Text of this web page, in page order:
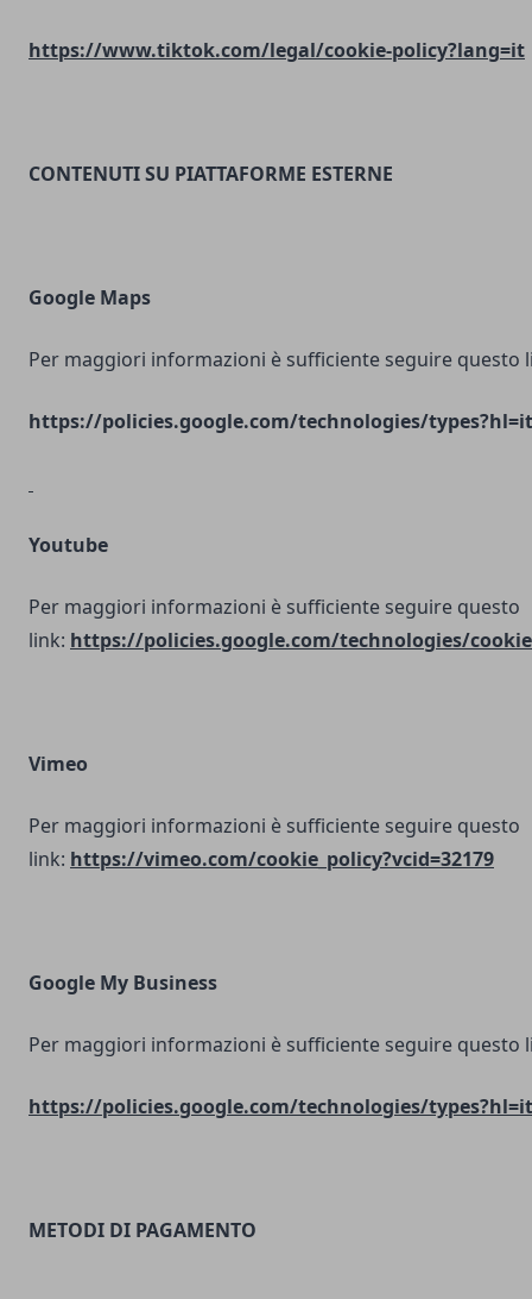
https://www.tiktok.com/legal/cookie-policy?lang=it
CONTENUTI SU PIATTAFORME ESTERNE
Google Maps
Per maggiori informazioni è sufficiente seguire questo
https://policies.google.com/technologies/types?hl=it
Youtube
Per maggiori informazioni è sufficiente seguire questo
link: https://policies.google.com/technologies/
Vimeo
Per maggiori informazioni è sufficiente seguire questo
link: https://vimeo.com/cookie_policy?vcid=32179
Google My Business
Per maggiori informazioni è sufficiente seguire questo
https://policies.google.com/technologies/types?hl=it
METODI DI PAGAMENTO